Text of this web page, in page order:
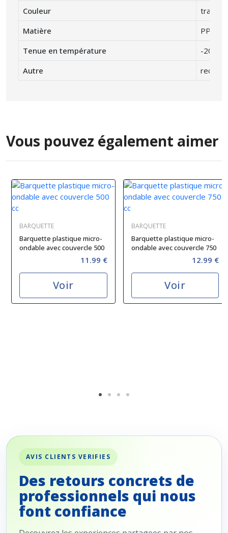
Couleur
Matière
PP
Tenue en température
-20° C
Autre
Vous pouvez également aimer
BARQUETTE
Barquette plastique micro-
ondable avec couvercle 500
11.99 €
Voir
BARQUETTE
Barquette plastique micro-
ondable avec couvercle 750
12.99 €
Voir
AVIS CLIENTS VERIFIES
Des retours concrets de
professionnels qui nous
font confiance